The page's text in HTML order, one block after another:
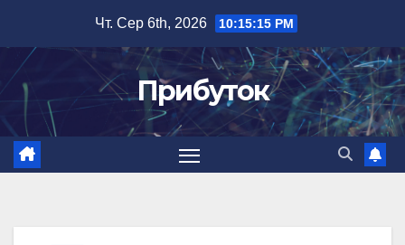
вмісту
Чт. Сер 6th, 2026 10:15:16 PM
Прибуток